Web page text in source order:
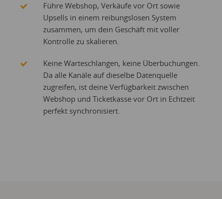
Führe Webshop, Verkäufe vor Ort sowie
Upsells in einem reibungslosen System
zusammen, um dein Geschäft mit voller
Kontrolle zu skalieren.
Keine Warteschlangen, keine Überbuchungen.
Da alle Kanäle auf dieselbe Datenquelle
zugreifen, ist deine Verfügbarkeit zwischen
Webshop und Ticketkasse vor Ort in Echtzeit
perfekt synchronisiert.